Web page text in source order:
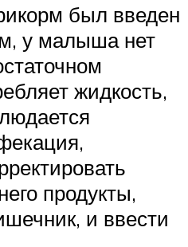
был введен
у малыша нет
жидкость,
продукты,
и ввести